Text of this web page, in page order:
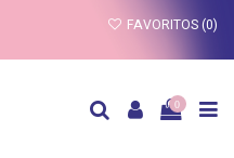
FAVORITOS (0)
0